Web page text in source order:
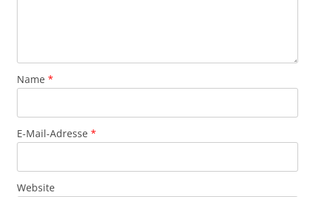
Name *
E-Mail-Adresse *
Website